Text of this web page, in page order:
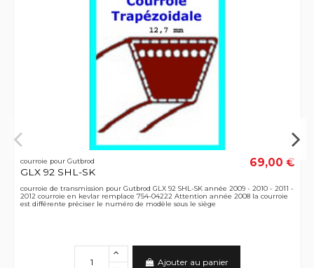
courroie pour Gutbrod
GLX 92 SHL-SK
69,00 €
courroie de transmission pour Gutbrod GLX 92 SHL-SK année 2009 - 2010 - 2011 -
2012 courroie en kevlar remplace 754-04222 Attention année 2008 la courroie
est différente préciser le numéro de modèle sous le siège
Ajouter au panier